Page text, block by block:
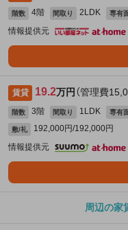
階数 4階 間取り 2LDK 専有
情報提供元
賃貸 19.2万円 （管理費
階数 3階 間取り 1LDK 専有
敷/礼
192,000円/192,000円
情報提供元
周辺の家